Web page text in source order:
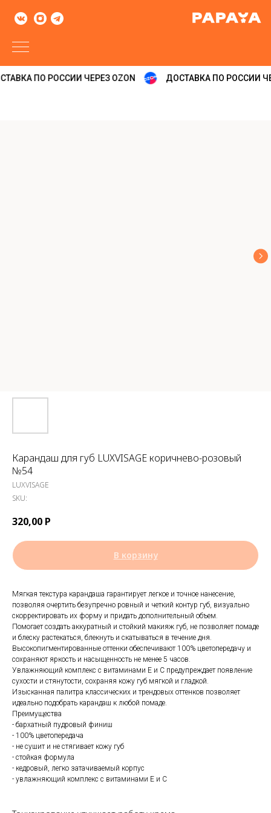
ПО РОССИИ ЧЕРЕЗ OZON ДОСТАВКА ПО РОССИИ
Карандаш для губ LUXVISAGE коричнево-розовый
№54
LUXVISAGE
SKU:
320,00 Р
В корзину
Мягкая текстура карандаша гарантирует легкое и точное нанесение,
позволяя очертить безупречно ровный и четкий контур губ, визуально
скорректировать их форму и придать дополнительный объем.
Помогает создать аккуратный и стойкий макияж губ, не позволяет помаде
и блеску растекаться, блекнуть и скатываться в течение дня.
Высокопигментированные оттенки обеспечивают 100% цветопередачу и
сохраняют яркость и насыщенность не менее 5 часов.
Увлажняющий комплекс с витаминами Е и С предупреждает появление
сухости и стянутости, сохраняя кожу губ мягкой и гладкой.
Изысканная палитра классических и трендовых оттенков позволяет
идеально подобрать карандаш к любой помаде.
Преимущества
- бархатный пудровый финиш
- 100% цветопередача
- не сушит и не стягивает кожу губ
- стойкая формула
- кедровый, легко затачиваемый корпус
- увлажняющий комплекс с витаминами Е и С